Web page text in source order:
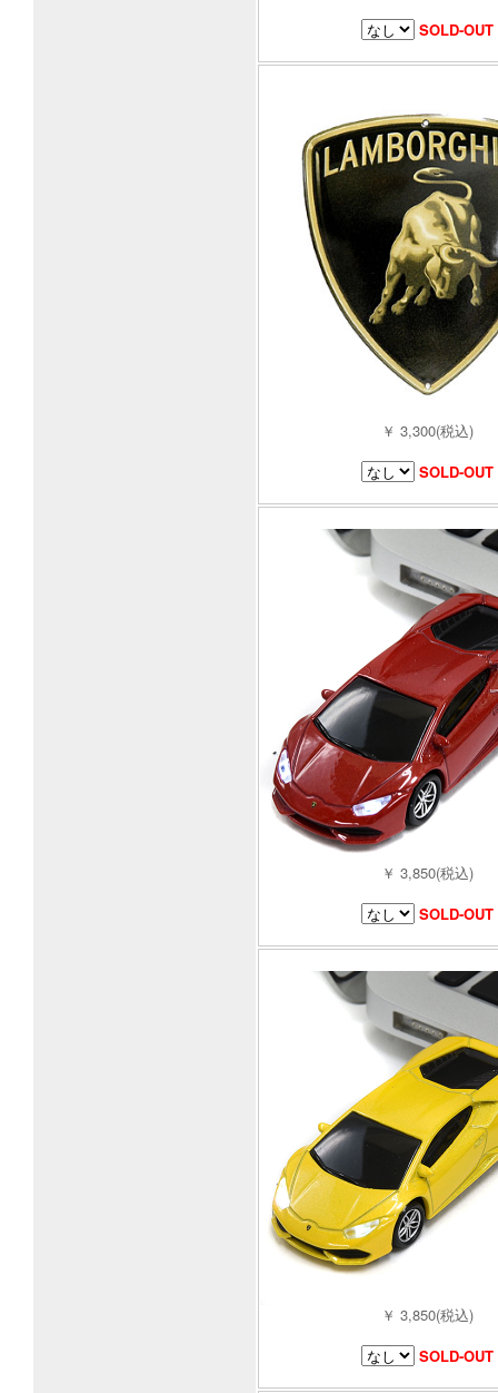
SOLD-OUT
￥ 3,300(税込)
SOLD-OUT
￥ 3,850(税込)
SOLD-OUT
￥ 3,850(税込)
SOLD-OUT